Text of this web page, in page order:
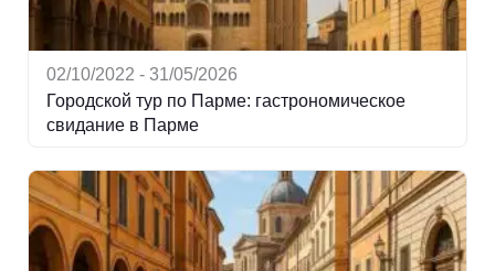
02/10/2022 - 31/05/2026
Городской тур по Парме: гастрономическое
свидание в Парме